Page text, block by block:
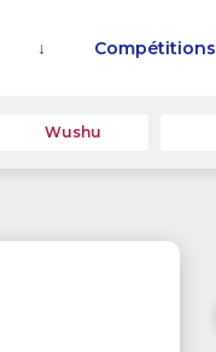
Compétitions
Wushu